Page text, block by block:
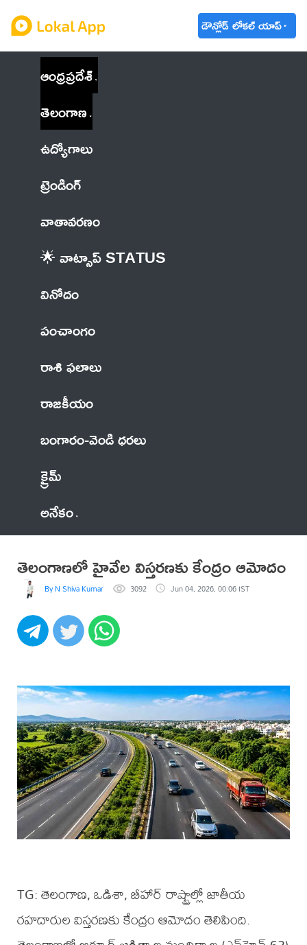
డౌన్లోడ్ లోకల్ యాప్
ఆంధ్రప్రదేశ్
తెలంగాణ
ఉద్యోగాలు
ట్రెండింగ్
వాతావరణం
🌟 వాట్సాప్ STATUS
వినోదం
పంచాంగం
రాశి ఫలాలు
రాజకీయం
బంగారం-వెండి ధరలు
క్రైమ్
అనేకం
తెలంగాణలో హైవేల విస్తరణకు కేంద్రం ఆమోదం
By N Shiva Kumar 3092 Jun 04, 2026, 00:06 IST
TG: తెలంగాణ, ఒడిశా, బీహార్ రాష్ట్రాల్లో జాతీయ
రహదారుల విస్తరణకు కేంద్రం ఆమోదం తెలిపింది.